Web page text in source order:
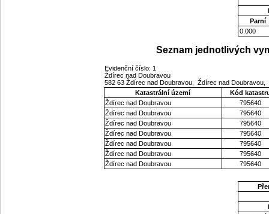
Parní
0.000
Seznam jednotlivých
Evidenční číslo: 1
Ždírec nad Doubravou
582 63 Ždírec nad Doubravou, Ždírec nad
Katastrální území
Kód
Ždírec nad Doubravou
795640
Ždírec nad Doubravou
795640
Ždírec nad Doubravou
795640
Ždírec nad Doubravou
795640
Ždírec nad Doubravou
795640
Ždírec nad Doubravou
795640
Ždírec nad Doubravou
795640